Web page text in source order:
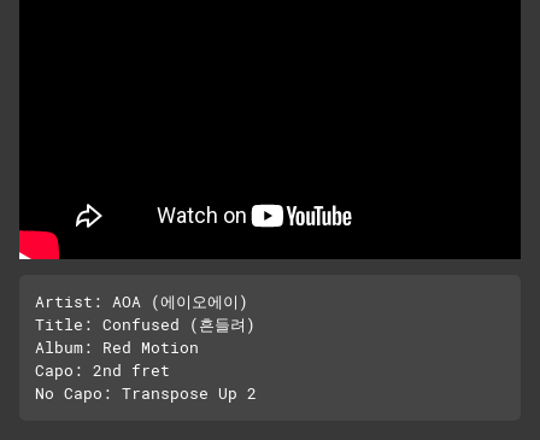
Artist: AOA (에이오에이)
Title: Confused (흔들려)
Album: Red Motion
Capo: 2nd fret